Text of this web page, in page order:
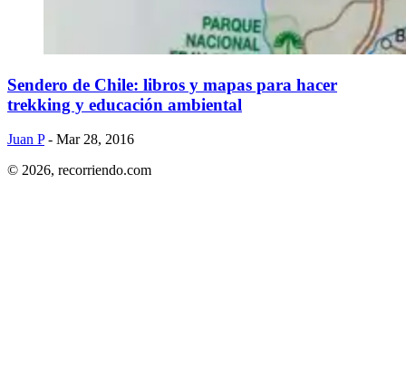
Sendero de Chile: libros y mapas para hacer
trekking y educación ambiental
Juan P - Mar 28, 2016
© 2026, recorriendo.com